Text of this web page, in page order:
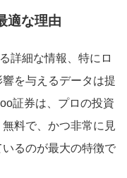
適な理由
詳細な情報、特にロ
を与えるデータは提
証券は、プロの投資
料で、かつ非常に見
るのが最大の特徴で